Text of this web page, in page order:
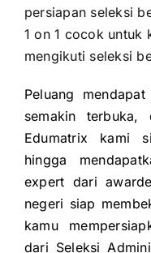
persiapan seleksi
1 on 1 cocok untuk
mengikuti seleksi
Peluang
semakin terbuka,
Edumatrix kami
hingga
expert dari
negeri siap
kamu
dari Seleksi